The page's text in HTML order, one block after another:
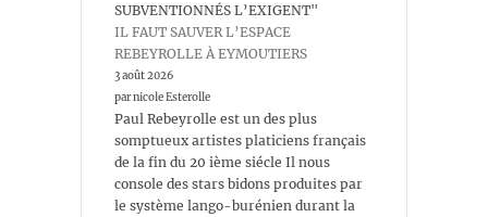
SUBVENTIONNÉS L’EXIGENT"
IL FAUT SAUVER L’ESPACE
REBEYROLLE À EYMOUTIERS
3 août 2026
par nicole Esterolle
Paul Rebeyrolle est un des plus
somptueux artistes platiciens français
de la fin du 20 ième siécle Il nous
console des stars bidons produites par
le système lango-burénien durant la